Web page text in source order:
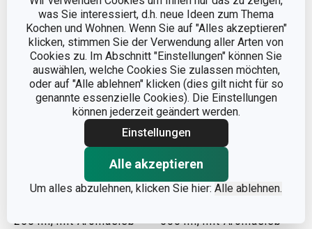
was Sie interessiert, d.h. neue Ideen zum Thema
Kochen und Wohnen. Wenn Sie auf "Alles akzeptieren"
klicken, stimmen Sie der Verwendung aller Arten von
Cookies zu. Im Abschnitt "Einstellungen" können Sie
auswählen, welche Cookies Sie zulassen möchten,
oder auf "Alle ablehnen" klicken (dies gilt nicht für so
genannte essenzielle Cookies). Die Einstellungen
können jederzeit geändert werden.
Einstellungen
Alle akzeptieren
Um alles abzulehnen, klicken Sie hier: Alle ablehnen.
250 ml, mit Aromasieb
500 ml, mit Aromasieb